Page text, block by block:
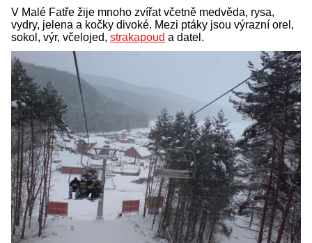
V Malé Fatře žije mnoho zvířat včetně medvěda, rysa,
vydry, jelena a kočky divoké. Mezi ptáky jsou výrazní orel,
sokol, výr, včelojed, strakapoud a datel.